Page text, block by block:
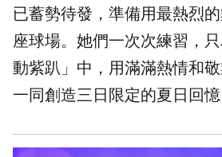
已蓄勢待發，準備用最熱烈
座球場。她們一次次練習，
動紫趴」中，用滿滿熱情和
一同創造三日限定的夏日回憶